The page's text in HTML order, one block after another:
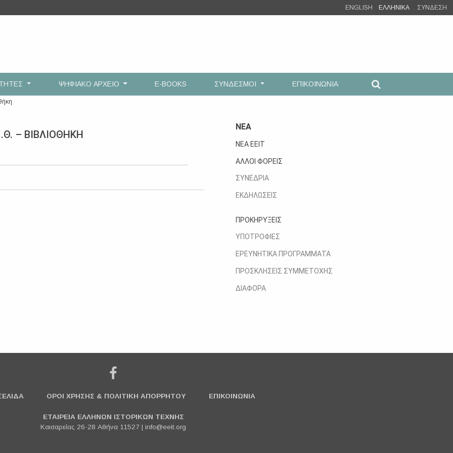
ENGLISH ΕΛΛΗΝΙΚΑ ΣΥΝΔΕΣΗ
ΨΗΦΙΑΚΟ ΑΡΧΕΙΟ E-BOOKS ΣΥΝΔΕΣΜΟΙ ΕΠΙΚΟΙΝΩΝΙΑ
– ΒΙΒΛΙΟΘΗΚΗ
ΝΕΑ
ΝΕΑ ΕΕΙΤ
ΑΛΛΟΙ ΦΟΡΕΙΣ
ΣΥΝΕΔΡΙΑ
ΕΚΔΗΛΩΣΕΙΣ
ΠΡΟΚΗΡΥΞΕΙΣ
ΥΠΟΤΡΟΦΙΕΣ
ΕΡΕΥΝΗΤΙΚΑ ΠΡΟΓΡΑΜΜΑΤΑ
ΠΡΟΣΚΛΗΣΕΙΣ ΣΥΜΜΕΤΟΧΗΣ
ΔΙΑΦΟΡΑ
ΟΡΟΙ ΧΡΗΣΗΣ & ΠΟΛΙΤΙΚΗ ΑΠΟΡΡΗΤΟΥ ΕΠΙΚΟΙΝΩΝΙΑ
ΕΤΑΙΡΕΙΑ ΕΛΛΗΝΩΝ ΙΣΤΟΡΙΚΩΝ ΤΕΧΝΗΣ
Καισαρείας 26-28 Αθήνα 11527 | info@eeit.org